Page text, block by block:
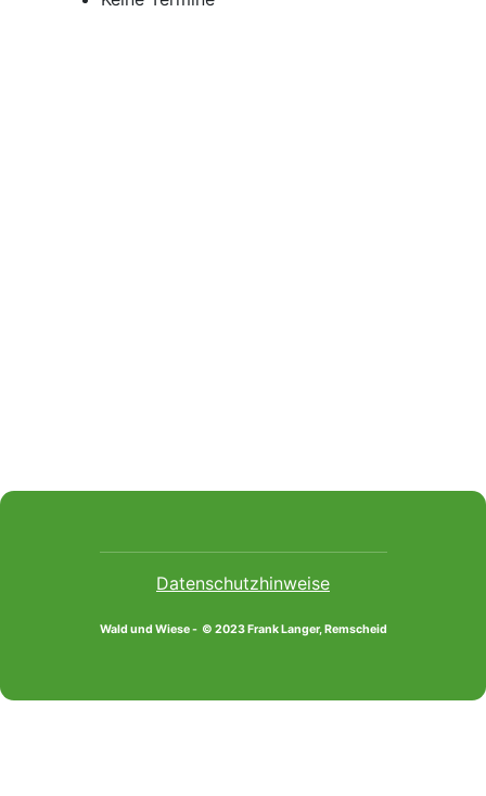
Datenschutzhinweise
Wald und Wiese - © 2023 Frank Langer, Remscheid